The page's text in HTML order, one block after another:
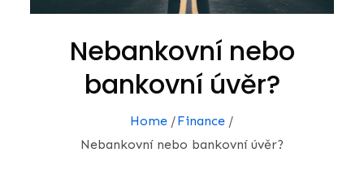
Nebankovní nebo
bankovní úvěr?
Home
Finance
Nebankovní nebo bankovní úvěr?